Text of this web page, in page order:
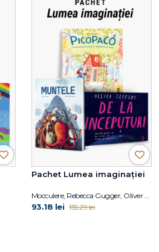
Pachet Lumea imaginației
93.18 lei 155.29 lei